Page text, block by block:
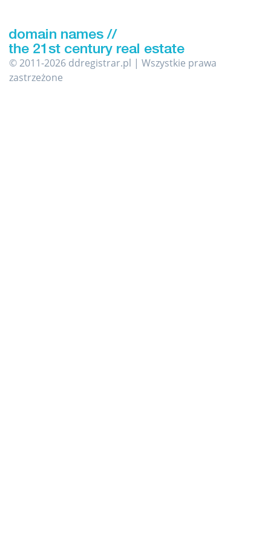
© 2011-2026 ddregistrar.pl | Wszystkie prawa
zastrzeżone